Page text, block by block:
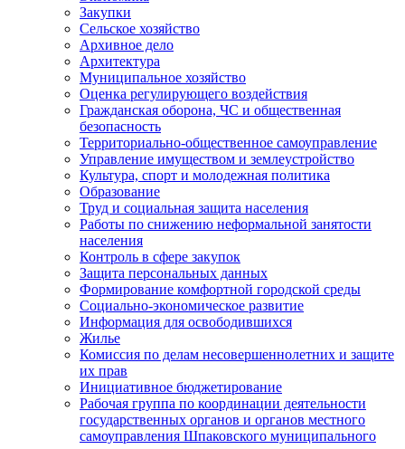
Закупки
Сельское хозяйство
Архивное дело
Архитектура
Муниципальное хозяйство
Оценка регулирующего воздействия
Гражданская оборона, ЧС и общественная
безопасность
Территориально-общественное самоуправление
Управление имуществом и землеустройство
Культура, спорт и молодежная политика
Образование
Труд и социальная защита населения
Работы по снижению неформальной занятости
населения
Контроль в сфере закупок
Защита персональных данных
Формирование комфортной городской среды
Социально-экономическое развитие
Информация для освободившихся
Жилье
Комиссия по делам несовершеннолетних и защите
их прав
Инициативное бюджетирование
Рабочая группа по координации деятельности
государственных органов и органов местного
самоуправления Шпаковского муниципального